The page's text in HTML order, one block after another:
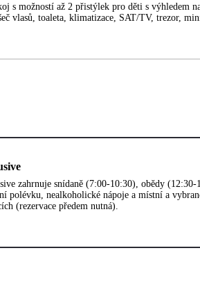
s možností až 2 přistýlek pro děti s výhledem
vlasů, toaleta, klimatizace, SAT/TV, trezor,
zahrnuje snídaně (7:00-10:30), obědy
polévku, nealkoholické nápoje a místní a
(rezervace předem nutná).